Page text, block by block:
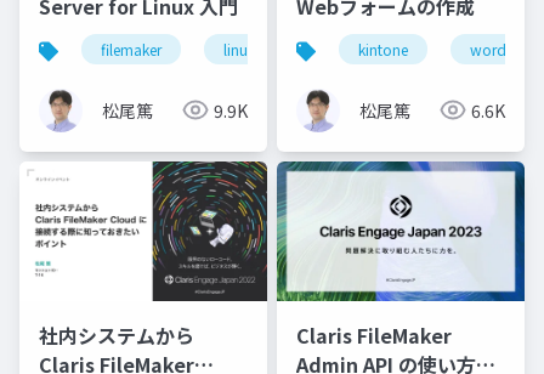
filemaker linux server
松尾篤 9.9K
kintone wordpress
松尾篤 6.6K
社内システムから
Claris FileMaker
Claris FileMaker
Admin API の使い方と